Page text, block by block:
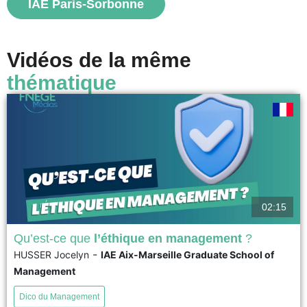
voir
IAE Paris-Sorbonne
Vidéos de la même
thématique
L’Ethique en management apparaît de façon évidente lorsque les règles,
les lois et les codes de déontologie ne suffisent plus pour discerner et
prendre la bonne décision dans des situations complexes, voire dilemmes.
Elle se pose comme une processus cognitif et émotionnel pour apporter
02:15
Qu’est-ce que l’éthique en management ?
HUSSER Jocelyn - IAE Aix-Marseille Graduate School of
Management
Dico du Management